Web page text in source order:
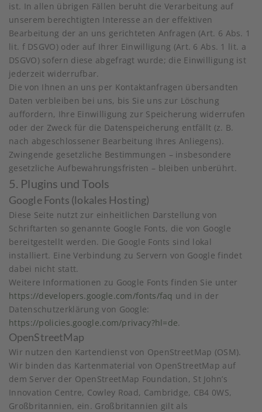
ist. In allen übrigen Fällen beruht die Verarbeitung auf
unserem berechtigten Interesse an der effektiven
Bearbeitung der an uns gerichteten Anfragen (Art. 6 Abs. 1
lit. f DSGVO) oder auf Ihrer Einwilligung (Art. 6 Abs. 1 lit. a
DSGVO) sofern diese abgefragt wurde; die Einwilligung ist
jederzeit widerrufbar.
Die von Ihnen an uns per Kontaktanfragen übersandten
Daten verbleiben bei uns, bis Sie uns zur Löschung
auffordern, Ihre Einwilligung zur Speicherung widerrufen
oder der Zweck für die Datenspeicherung entfällt (z. B.
nach abgeschlossener Bearbeitung Ihres Anliegens).
Zwingende gesetzliche Bestimmungen – insbesondere
gesetzliche Aufbewahrungsfristen – bleiben unberührt.
5. Plugins und Tools
Google Fonts (lokales Hosting)
Diese Seite nutzt zur einheitlichen Darstellung von
Schriftarten so genannte Google Fonts, die von Google
bereitgestellt werden. Die Google Fonts sind lokal
installiert. Eine Verbindung zu Servern von Google findet
dabei nicht statt.
Weitere Informationen zu Google Fonts finden Sie unter
https://developers.google.com/fonts/faq und in der
Datenschutzerklärung von Google:
https://policies.google.com/privacy?hl=de.
OpenStreetMap
Wir nutzen den Kartendienst von OpenStreetMap (OSM).
Wir binden das Kartenmaterial von OpenStreetMap auf
dem Server der OpenStreetMap Foundation, St John’s
Innovation Centre, Cowley Road, Cambridge, CB4 0WS,
Großbritannien, ein. Großbritannien gilt als